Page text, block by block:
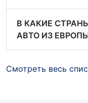
В КАКИЕ
АВТО ИЗ
Смотреть весь